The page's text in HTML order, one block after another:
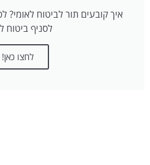
איך קובעים תור לביטוח לאומי?
לסניף ביטוח
לחצו כאן!